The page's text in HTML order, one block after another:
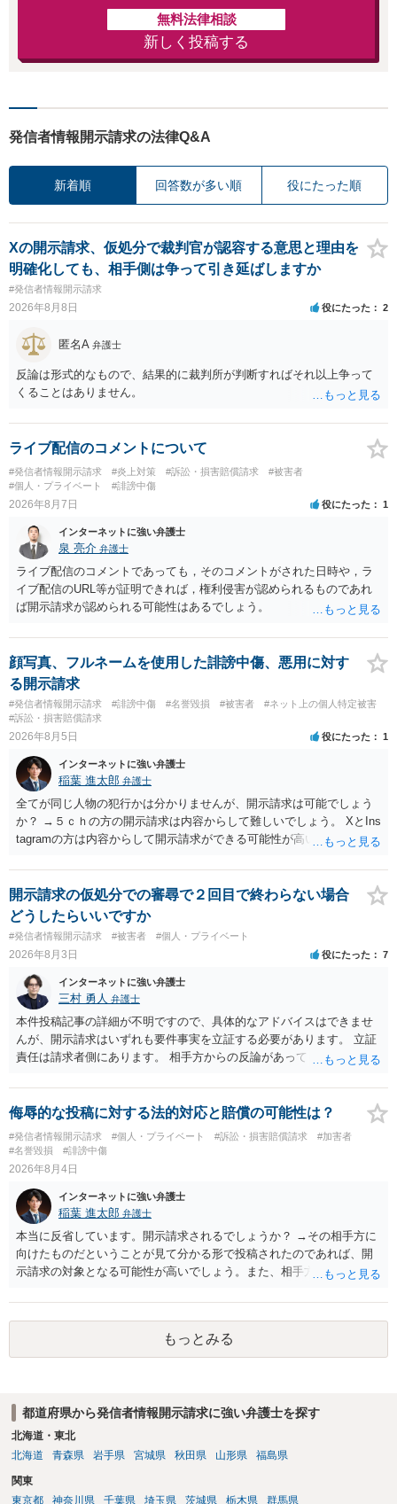
無料法律相談
新しく投稿する
発信者情報開示請求の法律Q&A
新着順 回答数が多い順 役にたった順
Xの開示請求、仮処分で裁判官が認容する意思と理由を
明確化しても、相手側は争って引き延ばしますか
#発信者情報開示請求
2026年8月8日 役にたった 2
匿名A 弁護士
反論は形式的なもので、結果的に裁判所が判断すればそれ以上争って
くることはありません。
ライブ配信のコメントについて
#発信者情報開示請求 #炎上対策 #訴訟・損害賠償請求
#被害者
#個人・プライベート
#誹謗中傷
2026年8月7日 役にたった 1
インターネットに強い弁護士
泉 亮介 弁護士
ライブ配信のコメントであっても，そのコメントがされた日時や，ラ
イブ配信のURL等が証明できれば，権利侵害が認められるものであれ
ば開示請求が認められる可能性はあるでしょう。
顔写真、フルネームを使用した誹謗中傷、悪用に対す
る開示請求
#発信者情報開示請求 #誹謗中傷 #名誉毀損 #被害者
#ネット上の個人特定被害
#訴訟・損害賠償請求
2026年8月5日 役にたった 1
インターネットに強い弁護士
稲葉 進太郎 弁護士
全てが同じ人物の犯行かは分かりませんが、開示請求は可能でしょう
か？ →５ｃｈの方の開示請求は内容からして難しいでしょう。 XとIns
tagramの方は内容からして開示請求ができる可能性が高いでしょう。
いでしょう。７月中にアカウントが削除されている場合、今から進め
ても失敗する可能性が高いように思われます。 相手を特定できた場
合、相手に全ての弁護士費用を負担させることは可能でしょうか？ →
訴訟外の交渉で相手方が認めれば負担させることができるでしょう。
訴訟で判決となった場合は、実際の弁護士費用が認められる場合と認
められない場合があり何ともいえないところでしょう。
開示請求の仮処分での審尋で２回目で終わらない場合
どうしたらいいですか
#発信者情報開示請求 #被害者 #個人・プライベート
2026年8月3日 役にたった 7
インターネットに強い弁護士
三村 勇人 弁護士
本件投稿記事の詳細が不明ですので、具体的なアドバイスはできませ
んが、開示請求はいずれも要件事実を立証する必要があります。 立証
責任は請求者側にあります。 相手方からの反論があっても、裁判官が
方が口頭で反論したのは、仮処分は迅速性が要求されるためです。 書
面での反論となれば、より遅延する可能性がございます。 また、本件
はXのため、APのIPアドレスの保存期間の問題もございます。 開示請
求は法律知識が不可欠ですが、それだけでは足りず、実務を踏まえた
方法を選択することが重要です。
侮辱的な投稿に対する法的対応と賠償の可能性は？
#発信者情報開示請求 #個人・プライベート #訴訟・損害賠償請求
#加害者
#名誉毀損
#誹謗中傷
2026年8月4日
インターネットに強い弁護士
稲葉 進太郎 弁護士
本当に反省しています。開示請求されるでしょうか？ →その相手方に
向けたものだということが見て分かる形で投稿されたのであれば、開
示請求の対象となる可能性が高いでしょう。また、相手方の投稿した
と存じます。発信者情報開示請求が進むと、投稿に使った回線の契約
者のところに、意見照会がなされます。アカウント情報開示の場合
は、アカウントの登録メールに意見照会がなされます。 また、された
場合賠償金はいくらでしょうか。 →ケースバイケースであり、数万円
もっとみる
都道府県から発信者情報開示請求に強い弁護士を探す
北海道・東北
北海道
青森県 岩手県 宮城県 秋田県 山形県 福島県
関東
東京都
神奈川県 千葉県 埼玉県 茨城県 栃木県 群馬県